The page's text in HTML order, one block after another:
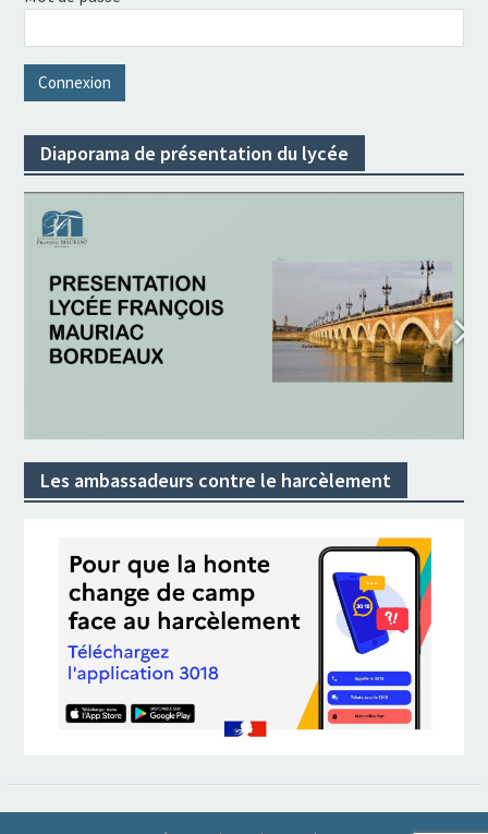
Diaporama de présentation du lycée
Les ambassadeurs contre le harcèlement